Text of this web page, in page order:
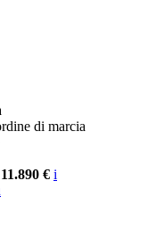
di marcia
€ i